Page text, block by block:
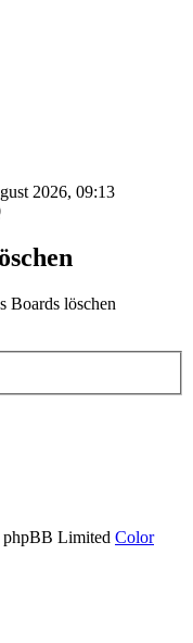
2026, 09:13
Boards löschen
Limited Color